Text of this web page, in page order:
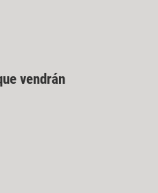
vendrán